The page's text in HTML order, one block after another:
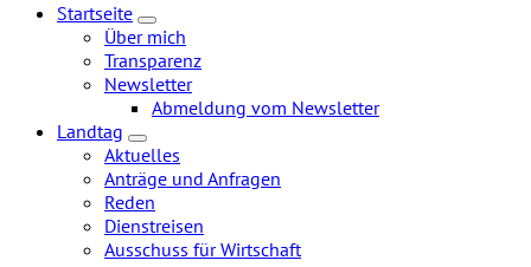
Startseite
Zeige
Untermenü
Über mich
Transparenz
Newsletter
Abmeldung vom Newsletter
Landtag
Zeige
Untermenü
Aktuelles
Anträge und Anfragen
Reden
Dienstreisen
Ausschuss für Wirtschaft